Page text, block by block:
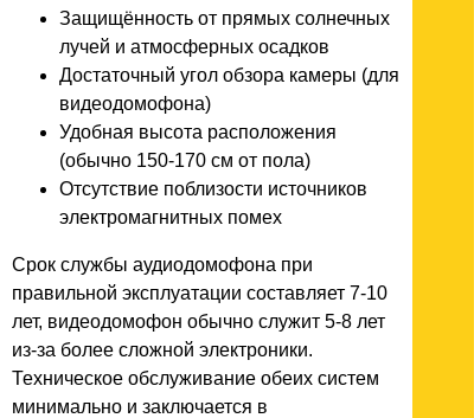
Защищённость от прямых солнечных
лучей и атмосферных осадков
Достаточный угол обзора камеры (для
видеодомофона)
Удобная высота расположения
(обычно 150-170 см от пола)
Отсутствие поблизости источников
электромагнитных помех
Срок службы аудиодомофона при
правильной эксплуатации составляет 7-10
лет, видеодомофон обычно служит 5-8 лет
из-за более сложной электроники.
Техническое обслуживание обеих систем
минимально и заключается в